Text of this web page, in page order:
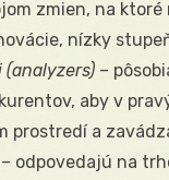
zmien, na
nízky
–
aby v
prostredí a
– odpovedajú na